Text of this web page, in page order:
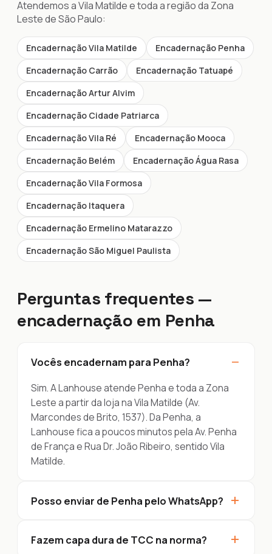
Atendemos a Vila Matilde e toda a região da Zona
Leste de São Paulo:
Encadernação Vila Matilde
Encadernação Penha
Encadernação Carrão
Encadernação Tatuapé
Encadernação Artur Alvim
Encadernação Cidade Patriarca
Encadernação Vila Ré
Encadernação Mooca
Encadernação Belém
Encadernação Água Rasa
Encadernação Vila Formosa
Encadernação Itaquera
Encadernação Ermelino Matarazzo
Encadernação São Miguel Paulista
Perguntas frequentes —
encadernação em Penha
Vocês encadernam para Penha? −
Sim. A Lanhouse atende Penha e toda a Zona
Leste a partir da loja na Vila Matilde (Av.
Marcondes de Brito, 1537). Da Penha, a
Lanhouse fica a poucos minutos pela Av. Penha
de França e Rua Dr. João Ribeiro, sentido Vila
Matilde.
Posso enviar de Penha pelo WhatsApp? +
Fazem capa dura de TCC na norma? +